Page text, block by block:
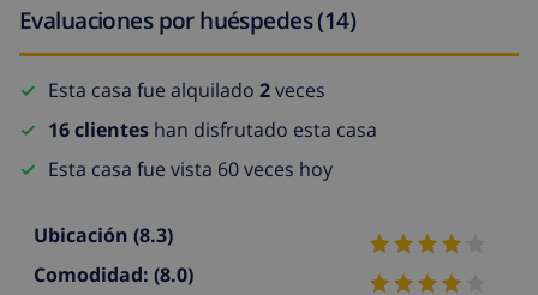
Evaluaciones por huéspedes (14)
Esta casa fue alquilado 2veces
16 clientes han disfrutado esta casa
Esta casa fue vista 60 veces hoy
Ubicación (8.3)
Comodidad: (8.0)